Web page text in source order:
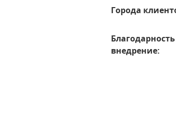
Города
внедрение: